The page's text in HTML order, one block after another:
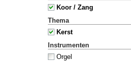
Koor / Zang
Thema
Kerst
Instrumenten
Orgel